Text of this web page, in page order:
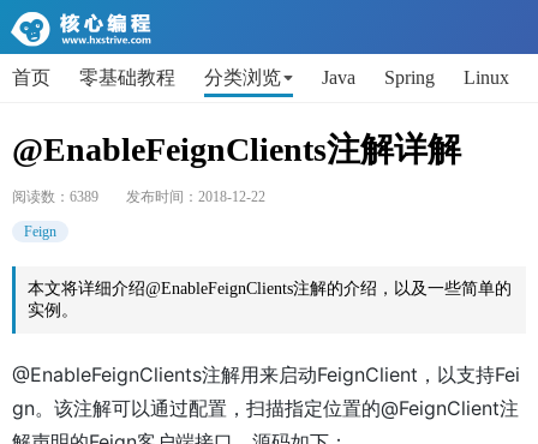
首页 零基础教程 分类浏览 Java Spring Linux
@EnableFeignClients注解详解
阅读数： 6389 发布时间： 2018-12-22
Feign
本文将详细介绍@EnableFeignClients注解的介绍，以及一些简单的
实例。
@EnableFeignClients注解用来启动FeignClient，以支持Fei
gn。该注解可以通过配置，扫描指定位置的@FeignClient注